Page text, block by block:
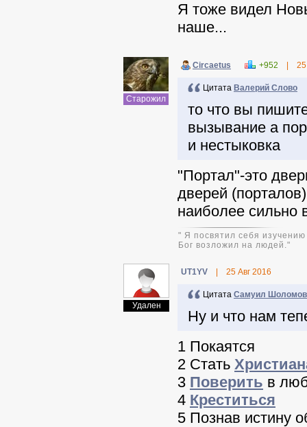
Я тоже видел
наше...
Старожил
Circaetus +952
Цитата Валерий Слово
то что вы
вызывание а
и нестыковка
"Портал"-это
дверей
наиболее сильно
" Я посвятил себя
Бог возложил на людей."
Удален
UT1YV 25 Авг 2016
Цитата Самуил
Ну и что нам
1 Покаятся
2 Стать
3 Поверить в
4 Креститься
5 Познав истину